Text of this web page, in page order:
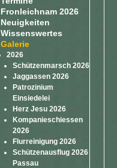
Fronleichnam 2026
Neuigkeiten
Wissenswertes
Galerie
2026
Schützenmarsch 2026
Jaggassen 2026
Patrozinium
Einsiedelei
Herz Jesu 2026
Kompanieschiessen
2026
Flurreinigung 2026
Schützenausflug 2026
Passau